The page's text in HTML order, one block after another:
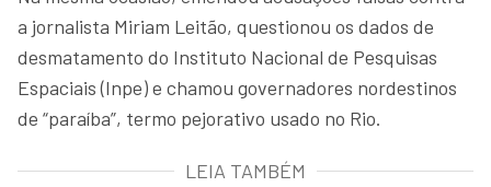
a jornalista Miriam Leitão, questionou os dados de
desmatamento do Instituto Nacional de Pesquisas
Espaciais (Inpe) e chamou governadores nordestinos
de “paraíba”, termo pejorativo usado no Rio.
LEIA TAMBÉM